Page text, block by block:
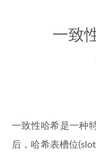
一致
一致性哈希是一种
后，哈希表槽位